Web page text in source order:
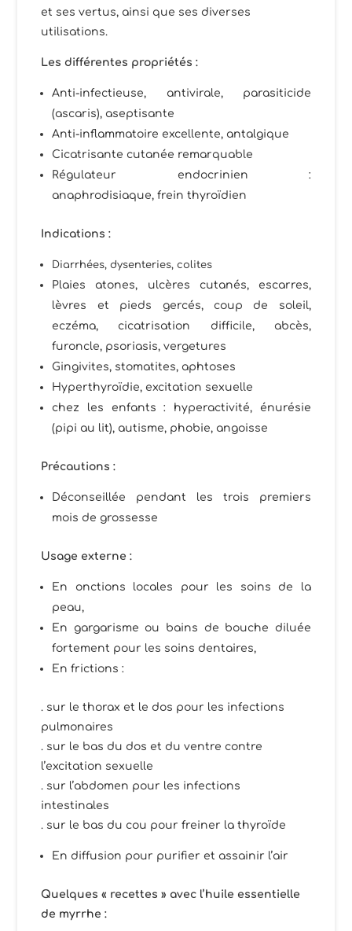
et ses vertus, ainsi que ses diverses
utilisations.
Les différentes propriétés :
Anti-infectieuse, antivirale, parasiticide
(ascaris), aseptisante
Anti-inflammatoire excellente, antalgique
Cicatrisante cutanée remarquable
Régulateur endocrinien :
anaphrodisiaque, frein thyroïdien
Indications :
Diarrhées, dysenteries, colites
Plaies atones, ulcères cutanés, escarres,
lèvres et pieds gercés, coup de soleil,
eczéma, cicatrisation difficile, abcès,
furoncle, psoriasis, vergetures
Gingivites, stomatites, aphtoses
Hyperthyroïdie, excitation sexuelle
chez les enfants : hyperactivité, énurésie
(pipi au lit), autisme, phobie, angoisse
Précautions :
Déconseillée pendant les trois premiers
mois de grossesse
Usage externe :
En onctions locales pour les soins de la
peau,
En gargarisme ou bains de bouche diluée
fortement pour les soins dentaires,
En frictions :
. sur le thorax et le dos pour les infections
pulmonaires
. sur le bas du dos et du ventre contre
l’excitation sexuelle
. sur l’abdomen pour les infections
intestinales
. sur le bas du cou pour freiner la thyroïde
En diffusion pour purifier et assainir l’air
Quelques « recettes » avec l’huile essentielle
de myrrhe :